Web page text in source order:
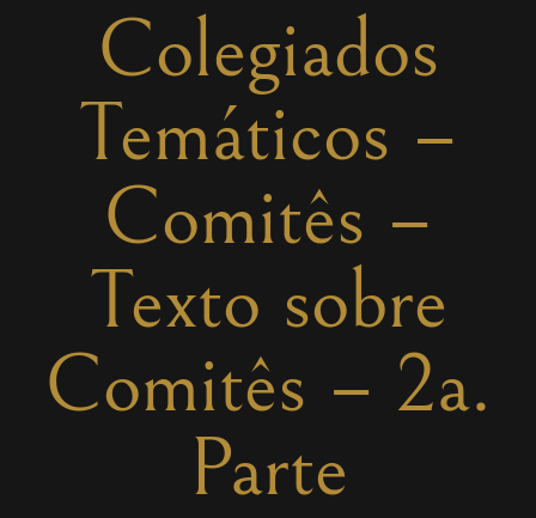
Colegiados
Temáticos –
Comitês –
Texto sobre
Comitês – 2a.
Parte